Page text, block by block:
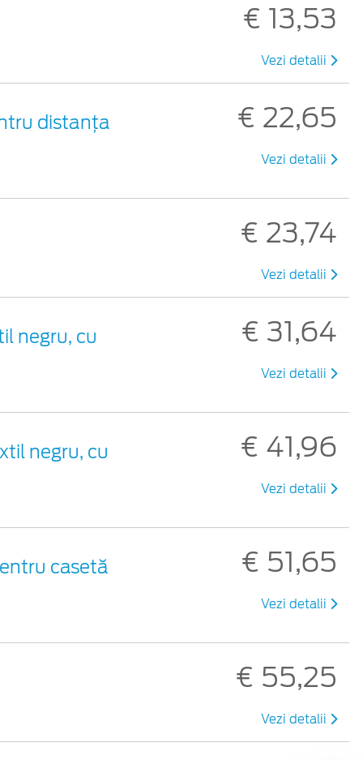
€ 13,53
Vezi detalii
distanța
€ 22,65
Vezi detalii
€ 23,74
Vezi detalii
negru, cu
€ 31,64
Vezi detalii
negru, cu
€ 41,96
Vezi detalii
casetă
€ 51,65
Vezi detalii
€ 55,25
Vezi detalii